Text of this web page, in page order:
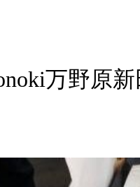
万野原新